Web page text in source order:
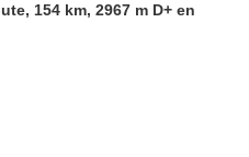
154 km, 2967 m D+ en